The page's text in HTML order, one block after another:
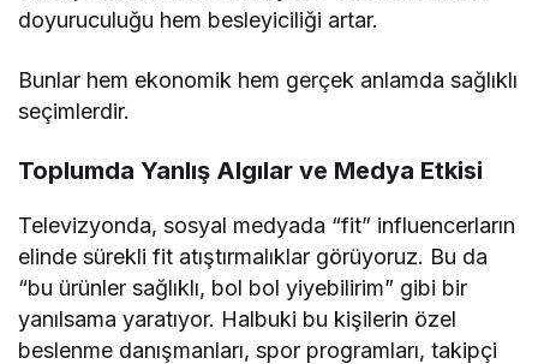
doyuruculuğu hem besleyiciliği artar.
Bunlar hem ekonomik hem gerçek anlamda sağlıklı
seçimlerdir.
Toplumda Yanlış Algılar ve Medya Etkisi
Televizyonda, sosyal medyada “fit” influencerların
elinde sürekli fit atıştırmalıklar görüyoruz. Bu da
“bu ürünler sağlıklı, bol bol yiyebilirim” gibi bir
yanılsama yaratıyor. Halbuki bu kişilerin özel
beslenme danışmanları, spor programları, takipçi